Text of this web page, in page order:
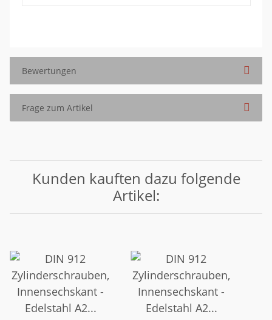
Bewertungen
Frage zum Artikel
Kunden kauften dazu folgende
Artikel: